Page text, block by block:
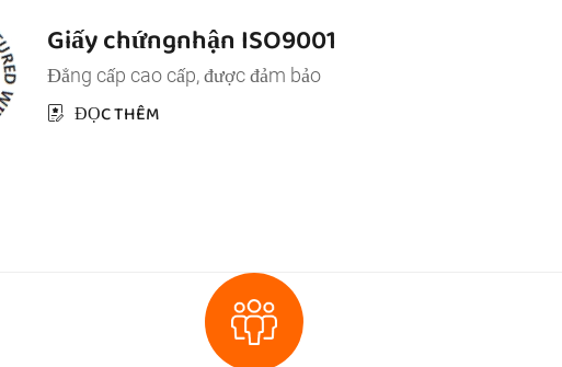
Giấy chứngnhận ISO9001
Đẳng cấp cao cấp, được đảm bảo
ĐỌC THÊM